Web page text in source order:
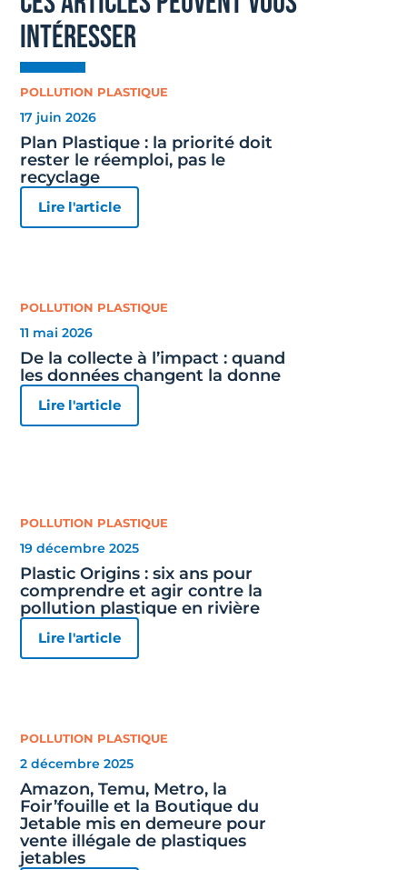
intéresser
POLLUTION PLASTIQUE
17 juin 2026
Plan Plastique : la priorité doit
rester le réemploi, pas le
recyclage
Lire l'article
POLLUTION PLASTIQUE
11 mai 2026
De la collecte à l’impact : quand
les données changent la donne
Lire l'article
POLLUTION PLASTIQUE
19 décembre 2025
Plastic Origins : six ans pour
comprendre et agir contre la
pollution plastique en rivière
Lire l'article
POLLUTION PLASTIQUE
2 décembre 2025
Amazon, Temu, Metro, la
Foir’fouille et la Boutique du
Jetable mis en demeure pour
vente illégale de plastiques
jetables